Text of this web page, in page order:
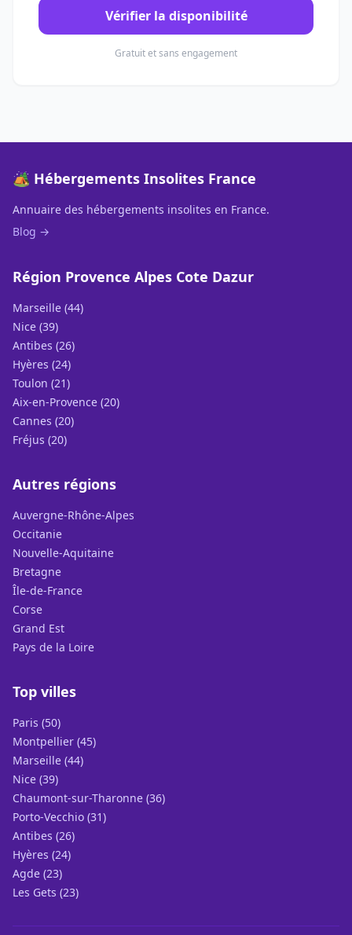
Vérifier la disponibilité
Gratuit et sans engagement
🏕️ Hébergements Insolites France
Annuaire des hébergements insolites en France.
Blog →
Région Provence Alpes Cote Dazur
Marseille (44)
Nice (39)
Antibes (26)
Hyères (24)
Toulon (21)
Aix-en-Provence (20)
Cannes (20)
Fréjus (20)
Autres régions
Auvergne-Rhône-Alpes
Occitanie
Nouvelle-Aquitaine
Bretagne
Île-de-France
Corse
Grand Est
Pays de la Loire
Top villes
Paris (50)
Montpellier (45)
Marseille (44)
Nice (39)
Chaumont-sur-Tharonne (36)
Porto-Vecchio (31)
Antibes (26)
Hyères (24)
Agde (23)
Les Gets (23)